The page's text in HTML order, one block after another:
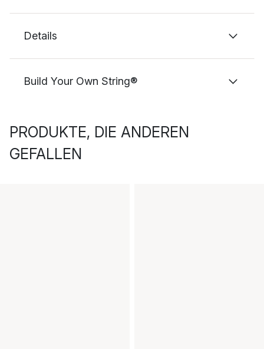
Details
Build Your Own String®
PRODUKTE, DIE ANDEREN
GEFALLEN